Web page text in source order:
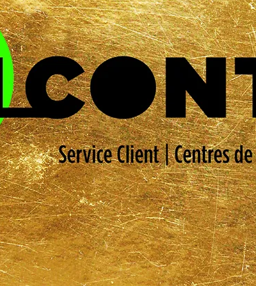
LinkedIn Twitter